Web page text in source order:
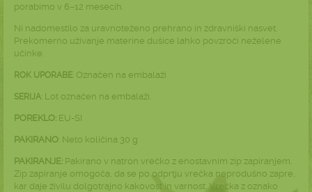
porabimo v 6–12 mesecih.
Ni nadomestilo za uravnoteženo prehrano in zdravniški nasvet.
Prekomerno uživanje materine dušice lahko povzroči neželene
učinke.
ROK UPORABE : Označen na embalaži
SERIJA : Lot označen na embalaži.
POREKLO: EU-SI
PAKIRANO : Neto količina 30 g
PAKIRANJE: Pakirano v natron vrečko z enostavnim zip zapiranjem.
Zip zapiranje omogoča, da se po odprtju vrečka neprodušno zapre,
kar daje živilu dolgotrajno kakovost in varnost. Vrečka z oznako